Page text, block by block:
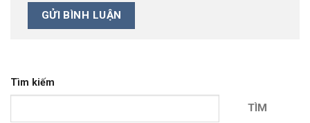
Tìm kiếm
TÌM